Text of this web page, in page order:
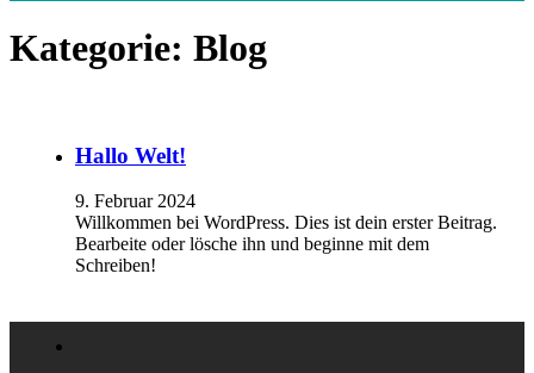
Kategorie: Blog
Hallo Welt!
9. Februar 2024
Willkommen bei WordPress. Dies ist dein erster Beitrag.
Bearbeite oder lösche ihn und beginne mit dem
Schreiben!